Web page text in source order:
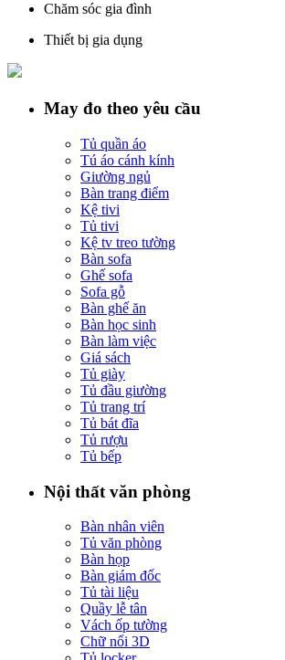
Chăm sóc gia đình
Thiết bị gia dụng
May đo theo yêu cầu
Tủ quần áo
Tú áo cánh kính
Giường ngủ
Bàn trang điểm
Kệ tivi
Tủ tivi
Kệ tv treo tường
Bàn sofa
Ghế sofa
Sofa gỗ
Bàn ghế ăn
Bàn học sinh
Bàn làm việc
Giá sách
Tủ giày
Tủ đầu giường
Tủ trang trí
Tủ bát đĩa
Tủ rượu
Tủ bếp
Nội thất văn phòng
Bàn nhân viên
Tủ văn phòng
Bàn họp
Bàn giám đốc
Tủ tài liệu
Quầy lễ tân
Vách ốp tường
Chữ nổi 3D